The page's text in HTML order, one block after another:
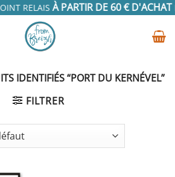
RELAISÀ PARTIR DE 60 € D'ACHAT
IDENTIFIÉS “PORT DU KERNÉVEL”
FILTRER